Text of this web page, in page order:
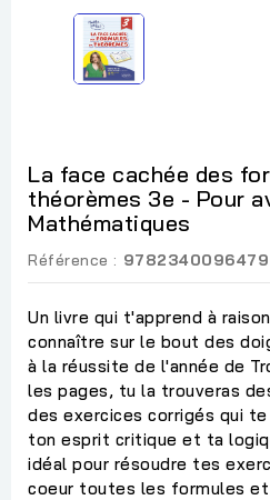
La face cachée des
théorèmes 3e - Pour
Mathématiques
Référence : 9782340096479
Un livre qui t'apprend à
connaître sur le bout des
à la réussite de l'année de
les pages, tu la trouveras
des exercices corrigés qui
ton esprit critique et ta
idéal pour résoudre tes
coeur toutes les formules